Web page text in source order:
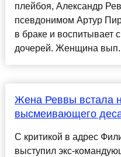
плейбоя, Александр
псевдонимом Артур
в браке и воспитывает
дочерей. Женщина
Жена Реввы встала
высмеивающего
С критикой в адрес
выступил экс-